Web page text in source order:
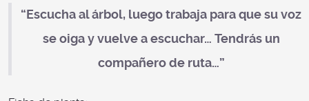
“Escucha al árbol, luego trabaja para que su voz
se oiga y vuelve a escuchar… Tendrás un
compañero de ruta…”